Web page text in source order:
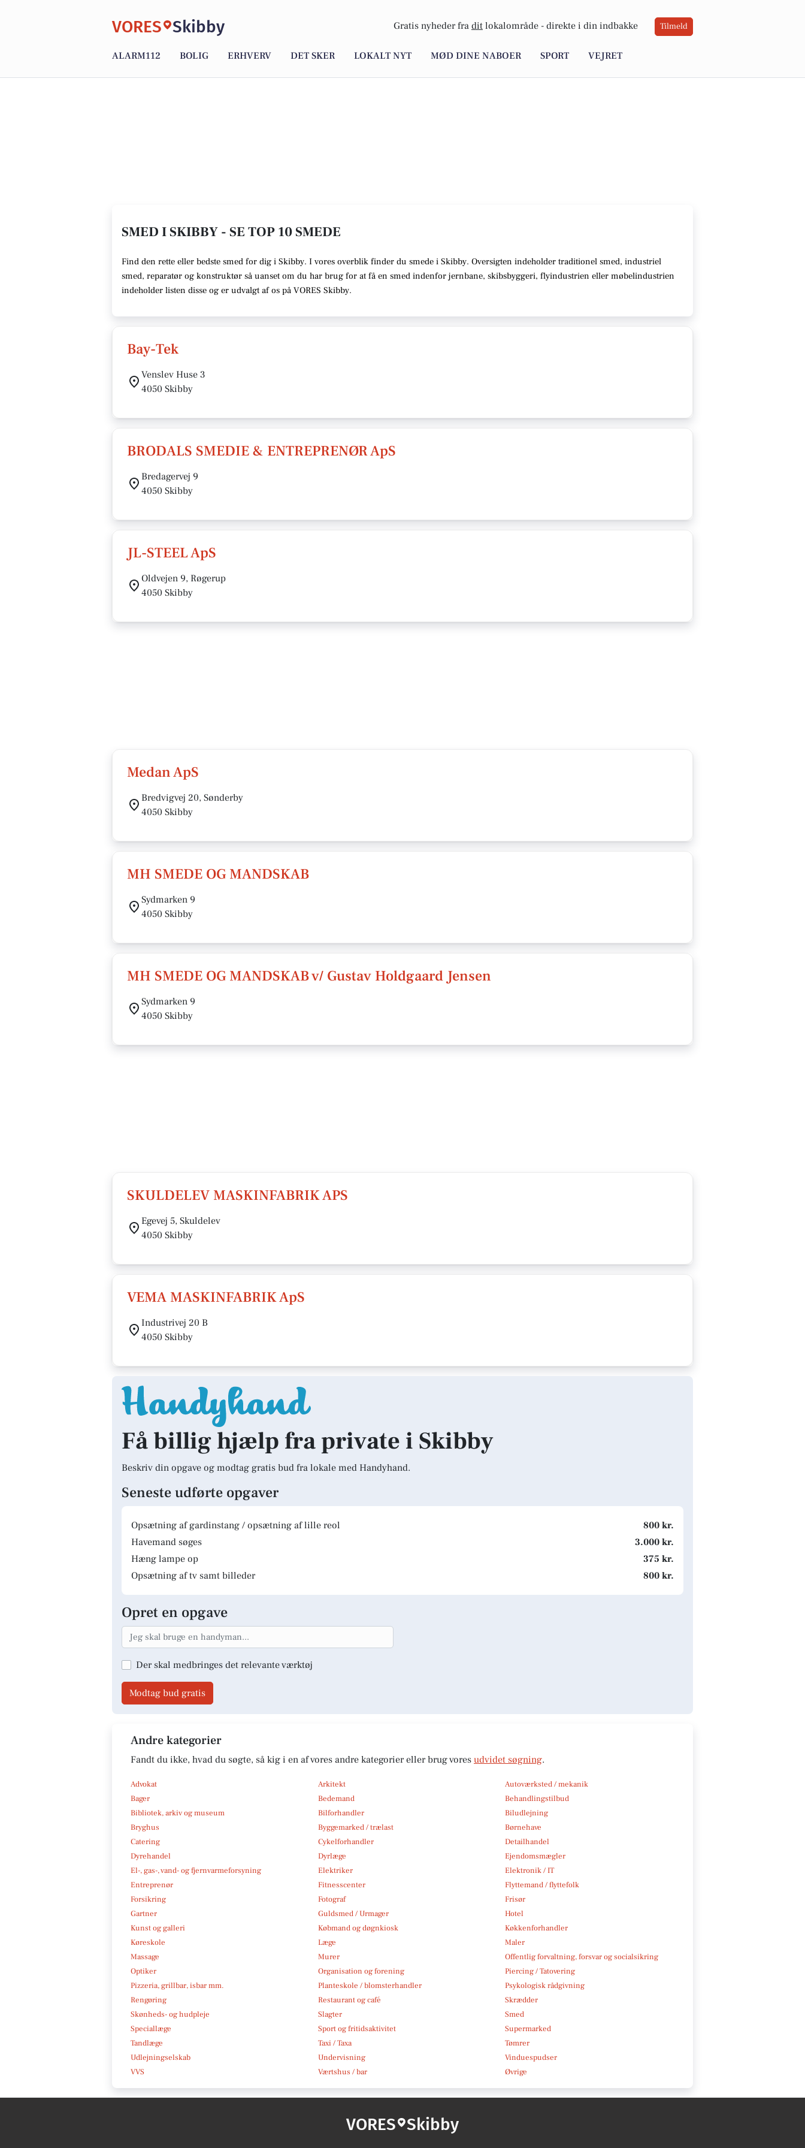
VORES Skibby Gratis nyheder fra dit lokalområde - direkte i din indbakke Tilmeld
ALARM112 BOLIG ERHVERV DET SKER LOKALT NYT MØD DINE NABOER SPORT VEJRET
SMED I SKIBBY - SE TOP 10 SMEDE
Find den rette eller bedste smed for dig i Skibby. I vores overblik finder du smede i Skibby. Oversigten indeholder traditionel smed, industriel
smed, reparatør og konstruktør så uanset om du har brug for at få en smed indenfor jernbane, skibsbyggeri, flyindustrien eller møbelindustrien
indeholder listen disse og er udvalgt af os på VORES Skibby.
Bay-Tek
Venslev Huse 3
4050 Skibby
BRODALS SMEDIE & ENTREPRENØR ApS
Bredagervej 9
4050 Skibby
JL-STEEL ApS
Oldvejen 9, Røgerup
4050 Skibby
Medan ApS
Bredvigvej 20, Sønderby
4050 Skibby
MH SMEDE OG MANDSKAB
Sydmarken 9
4050 Skibby
MH SMEDE OG MANDSKAB v/ Gustav Holdgaard Jensen
Sydmarken 9
4050 Skibby
SKULDELEV MASKINFABRIK APS
Egevej 5, Skuldelev
4050 Skibby
VEMA MASKINFABRIK ApS
Industrivej 20 B
4050 Skibby
Få billig hjælp fra private i Skibby
Beskriv din opgave og modtag gratis bud fra lokale med Handyhand.
Seneste udførte opgaver
Opsætning af gardinstang / opsætning af lille reol
800 kr.
Havemand søges
3.000 kr.
Hæng lampe op
375 kr.
Opsætning af tv samt billeder
800 kr.
Opret en opgave
Der skal medbringes det relevante værktøj
Modtag bud gratis
Andre kategorier
Fandt du ikke, hvad du søgte, så kig i en af vores andre kategorier eller brug vores udvidet søgning.
Advokat Arkitekt
Autoværksted / mekanik
Bager
Bedemand
Behandlingstilbud
Bibliotek, arkiv og museum
Bilforhandler
Biludlejning
Bryghus
Byggemarked / trælast
Børnehave
Catering
Cykelforhandler
Detailhandel
Dyrehandel
Dyrlæge
Ejendomsmægler
El-, gas-, vand- og fjernvarmeforsyning
Elektriker
Elektronik / IT
Entreprenør
Fitnesscenter
Flyttemand / flyttefolk
Forsikring
Fotograf
Frisør
Gartner
Guldsmed / Urmager
Hotel
Kunst og galleri
Købmand og døgnkiosk
Køkkenforhandler
Køreskole
Læge
Maler
Massage
Murer
Offentlig forvaltning, forsvar og socialsikring
Optiker
Organisation og forening
Piercing / Tatovering
Pizzeria, grillbar, isbar mm.
Planteskole / blomsterhandler
Psykologisk rådgivning
Rengøring
Restaurant og café
Skrædder
Skønheds- og hudpleje
Slagter
Smed
Speciallæge
Sport og fritidsaktivitet
Supermarked
Tandlæge
Taxi / Taxa
Tømrer
Udlejningselskab
Undervisning
Vinduespudser
VVS
Værtshus / bar Øvrige
VORES Skibby